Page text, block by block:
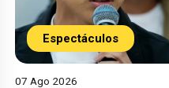
Espectáculos
07 Ago 2026